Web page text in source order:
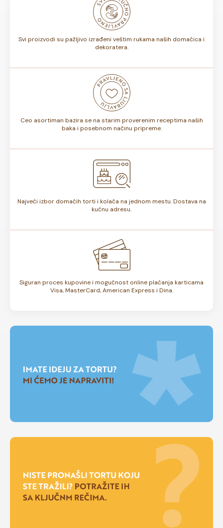
biti od 7 do 10 dana. Rok trajanja je istaknut na deklaraciji
Svi proizvodi su pažljivo izrađeni veštim rukama naših domaćica i
dekoratera.
Ceo asortiman bazira se na starim proverenim receptima naših
baka i posebnom načinu pripreme.
Najveći izbor domaćih torti i kolača na jednom mestu. Dostava na
kućnu adresu.
Siguran proces kupovine i mogućnost online plaćanja karticama
Visa, MasterCard, American Express i Dina.